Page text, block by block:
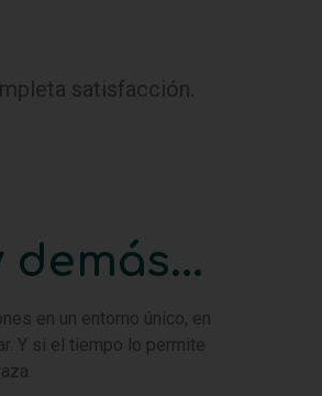
satisfacción.
demás...
en un entorno único, en
Y si el tiempo lo permite